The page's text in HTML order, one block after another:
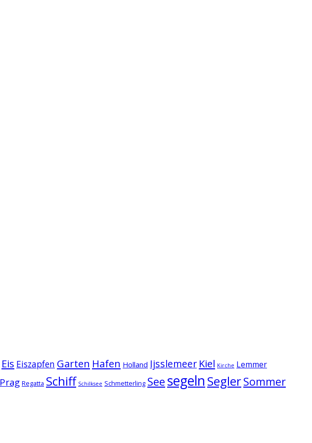
Eis Eiszapfen Garten Hafen Holland Ijsslemeer Kiel Kirche Lemmer
Prag Regatta Schiff Schilksee Schmetterling See segeln SeglerSommer